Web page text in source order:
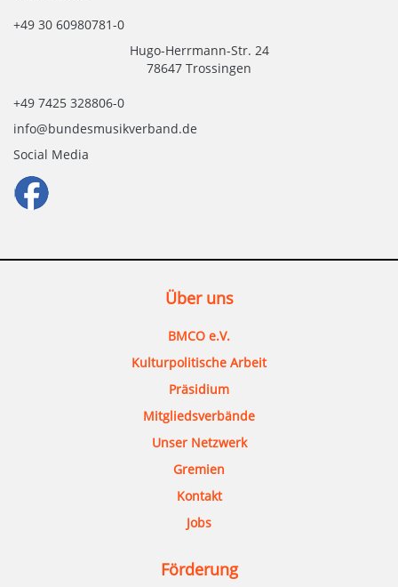
+49 30 60980781-0
Hugo-Herrmann-Str. 24
78647 Trossingen
+49 7425 328806-0
info@bundesmusikverband.de
Social Media
Über uns
BMCO e.V.
Kulturpolitische Arbeit
Präsidium
Mitgliedsverbände
Unser Netzwerk
Gremien
Kontakt
Jobs
Förderung